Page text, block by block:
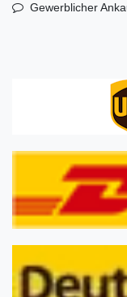
Gewerblicher